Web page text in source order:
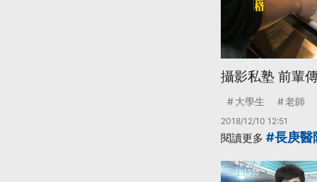
攝影私塾 前輩
大學生 老師
2018/12/10 12:51
閱讀更多 #長庚醫